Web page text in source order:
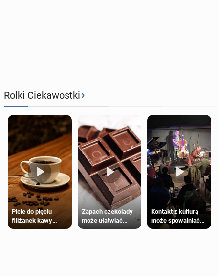
Rolki Ciekawostki›
Picie do pięciu
filiżanek kawy
dziennie jest
Zapach czekolady
może ułatwiać
trening siłowy
Kontakt z kulturą
może spowalniać
starzenie